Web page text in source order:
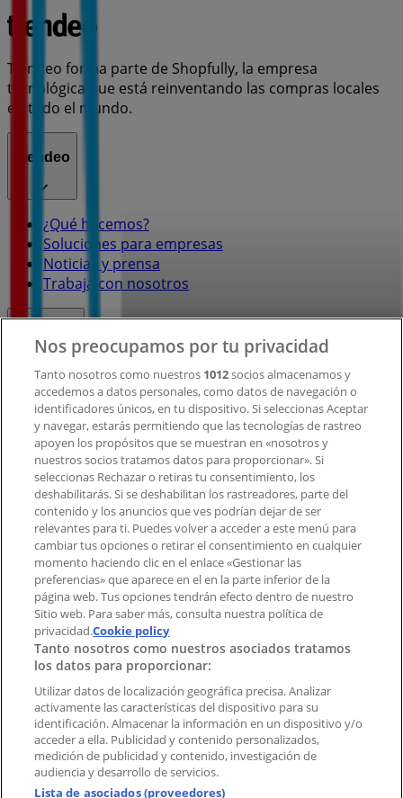
Tiendeo forma parte de Shopfully, la empresa
tecnológica que está reinventando las compras locales
en todo el mundo.
Tiendeo
¿Qué hacemos?
Soluciones para empresas
Noticias y prensa
Trabaja con nosotros
Contacto comercial y de marketing
Tienda mal colocada en el mapa
Notificar un folleto
¿Encontraste un problema en la web o en la
aplicación?
Índices
Marcas
Marcas locales
Negocios
Negocios cercanos
Productos
Productos locales
Ciudades
Descargar la APP Tiendeo
Nos preocupamos por tu privacidad
Tanto nosotros como nuestros 1012socios almacenamos y
accedemos a datos personales, como datos de navegación o
identificadores únicos, en tu dispositivo. Si seleccionas Aceptar
y navegar, estarás permitiendo que las tecnologías de rastreo
apoyen los propósitos que se muestran en «nosotros y
nuestros socios tratamos datos para proporcionar». Si
seleccionas Rechazar o retiras tu consentimiento, los
deshabilitarás. Si se deshabilitan los rastreadores, parte del
contenido y los anuncios que ves podrían dejar de ser
relevantes para ti. Puedes volver a acceder a este menú para
cambiar tus opciones o retirar el consentimiento en cualquier
momento haciendo clic en el enlace «Gestionar las
preferencias» que aparece en el en la parte inferior de la
página web. Tus opciones tendrán efecto dentro de nuestro
Sitio web. Para saber más, consulta nuestra política de
privacidad.Cookie policy
Tanto nosotros como nuestros asociados tratamos
los datos para proporcionar:
Utilizar datos de localización geográfica precisa. Analizar
activamente las características del dispositivo para su
identificación. Almacenar la información en un dispositivo y/o
acceder a ella. Publicidad y contenido personalizados,
medición de publicidad y contenido, investigación de
audiencia y desarrollo de servicios.
Lista de asociados (proveedores)